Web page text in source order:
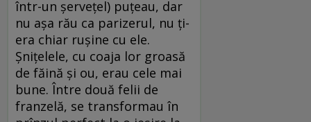
într-un șervețel) puțeau, dar
nu așa rău ca parizerul, nu ți-
era chiar rușine cu ele.
Șnițelele, cu coaja lor groasă
de făină și ou, erau cele mai
bune. Între două felii de
franzelă, se transformau în